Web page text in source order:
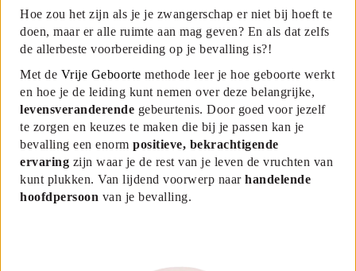
Hoe zou het zijn als je je zwangerschap er niet bij hoeft te
doen, maar er alle ruimte aan mag geven? En als dat zelfs
de allerbeste voorbereiding op je bevalling is?!
Met de Vrije Geboorte methode leer je hoe geboorte werkt
en hoe je de leiding kunt nemen over deze belangrijke,
levensveranderende gebeurtenis. Door goed voor jezelf
te zorgen en keuzes te maken die bij je passen kan je
bevalling een enorm positieve, bekrachtigende
ervaring zijn waar je de rest van je leven de vruchten van
kunt plukken. Van lijdend voorwerp naar handelende
hoofdpersoon van je bevalling.